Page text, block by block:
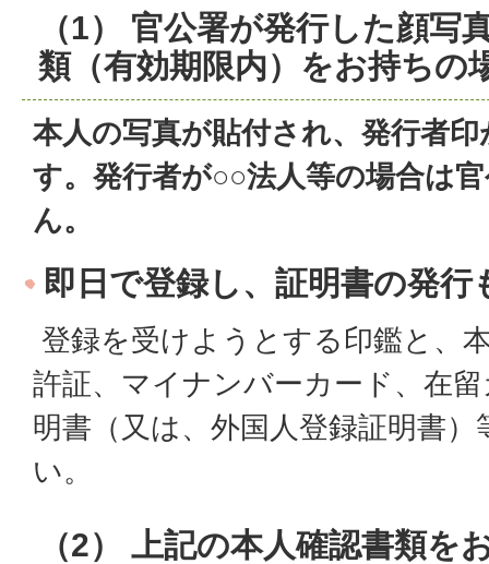
（1） 官公署が発行した顔写
類（有効期限内）をお持ちの
本人の写真が貼付され、発行者
す。発行者が○○法人等の場合は
ん。
即日で登録し、証明書の発行
登録を受けようとする印鑑と、
許証、マイナンバーカード、在
明書（又は、外国人登録証明書
い。
（2） 上記の本人確認書類を